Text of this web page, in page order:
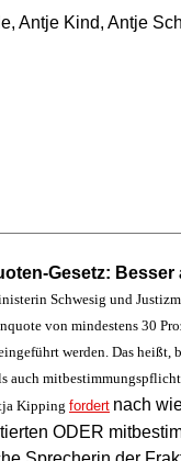
Antje Kind, Antje
Gesetz:
Schwesig und
von mindestens 30
werden. Das heißt,
auch
Kipping fordert nach
ODER